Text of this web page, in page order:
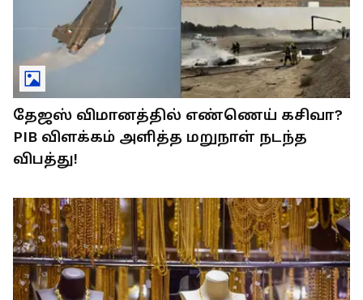
தேஜஸ் விமானத்தில் எண்ணெய் கசிவா?
PIB விளக்கம் அளித்த மறுநாள் நடந்த
விபத்து!